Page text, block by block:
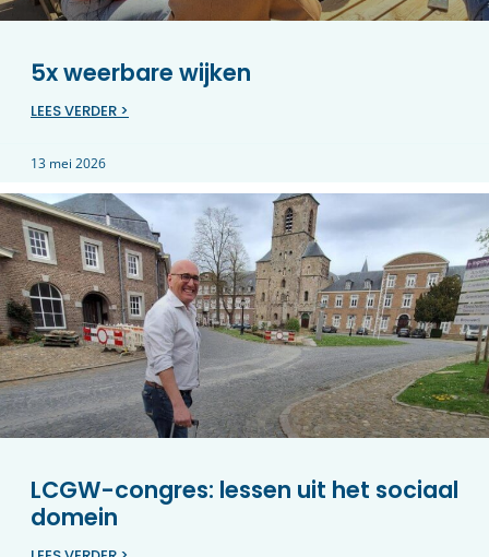
5x weerbare wijken
LEES VERDER >
13 mei 2026
LCGW-congres: lessen uit het sociaal
domein